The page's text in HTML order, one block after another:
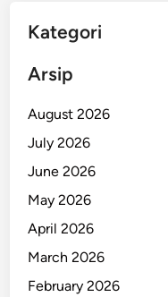
Kategori
Arsip
August 2026
July 2026
June 2026
May 2026
April 2026
March 2026
February 2026